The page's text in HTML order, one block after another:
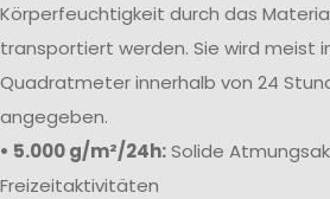
Körperfeuchtigkeit durch das
transportiert werden. Sie wird meist
Quadratmeter innerhalb von 24
angegeben.
• 5.000 g/m²/24h:Solide
Freizeitaktivitäten